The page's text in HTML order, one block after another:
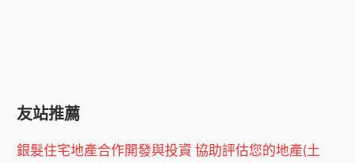
友站推薦
銀髮住宅地產合作開發與投資 協助評估您的地產(土